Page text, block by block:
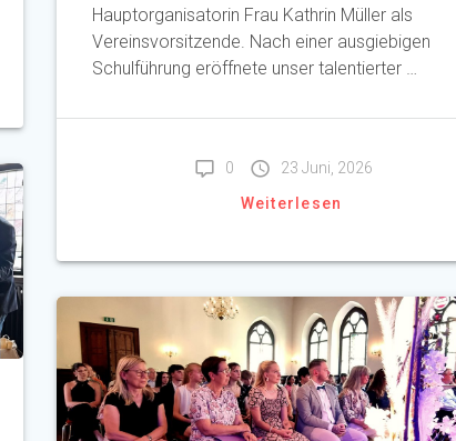
Hauptorganisatorin Frau Kathrin Müller als
Vereinsvorsitzende. Nach einer ausgiebigen
Schulführung eröffnete unser talentierter …
0
23 Juni, 2026
Weiterlesen